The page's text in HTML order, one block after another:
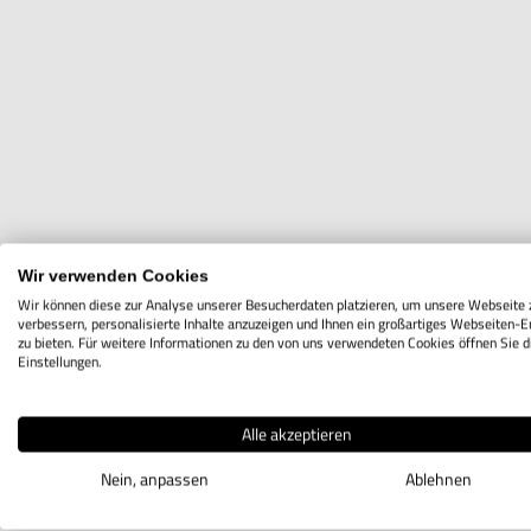
Wir verwenden Cookies
Wir können diese zur Analyse unserer Besucherdaten platzieren, um unsere Webseite
verbessern, personalisierte Inhalte anzuzeigen und Ihnen ein großartiges Webseiten-
zu bieten. Für weitere Informationen zu den von uns verwendeten Cookies öffnen Sie
Einstellungen.
Alle akzeptieren
Nein, anpassen
Ablehnen